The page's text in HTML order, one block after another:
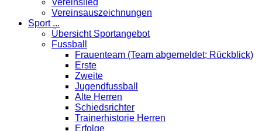
Vereinslied
Vereinsauszeichnungen
Sport ...
Übersicht Sportangebot
Fussball
Frauenteam (Team abgemeldet; Rückblick)
Erste
Zweite
Jugendfussball
Alte Herren
Schiedsrichter
Trainerhistorie Herren
Erfolge